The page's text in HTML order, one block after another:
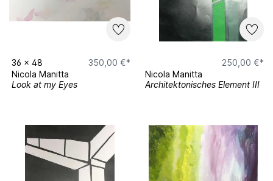
36 x 48
350,00 €*
Nicola Manitta
Look at my Eyes
250,00 €*
Nicola Manitta
Architektonisches Element III